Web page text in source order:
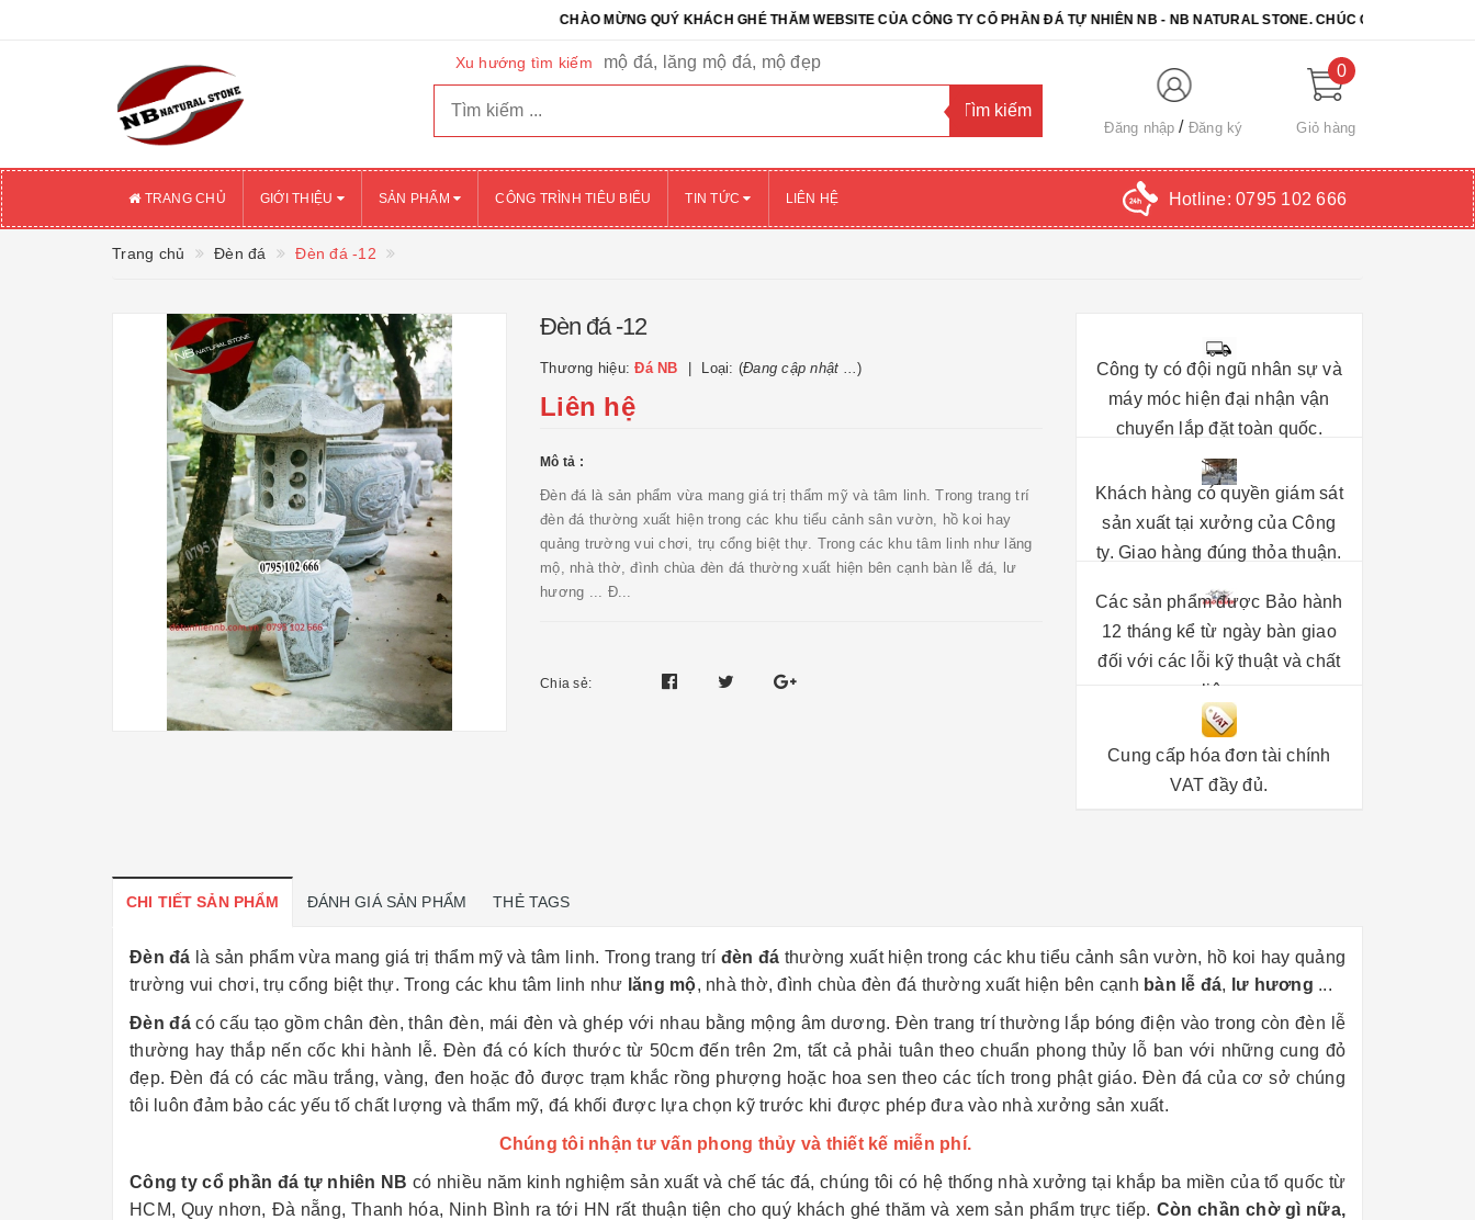
CHÀO MỪNG QUÝ KHÁCH GHÉ THĂM WEBSITE CỦA CÔNG TY CỔ PHẦN ĐÁ TỰ NHIÊN NB - NB NATURAL STONE. CHÚC QUÝ KHÁCH CHỌN
Xu hướng tìm kiếm mộ đá, lăng mộ đá, mộ đẹp
Đăng nhập Đăng ký
0
Giỏ hàng
TRANG CHỦ GIỚI THIỆU SẢN PHẨM CÔNG TRÌNH TIÊU BIỂU TIN TỨC LIÊN HỆ Hotline: 0795 102 666
Trang chủ Đèn đá Đèn đá -12
Đèn đá -12
Thương hiệu:Đá NB Loại: (Đang cập nhật ...)
Liên hệ
Mô tả :
Đèn đá là sản phẩm vừa mang giá trị thẩm mỹ và tâm linh. Trong trang trí
đèn đá thường xuất hiện trong các khu tiểu cảnh sân vườn, hồ koi hay
quảng trường vui chơi, trụ cổng biệt thự. Trong các khu tâm linh như lăng
mộ, nhà thờ, đình chùa đèn đá thường xuất hiện bên cạnh bàn lễ đá, lư
hương ... Đ...
Chia sẻ:
Công ty có đội ngũ nhân sự và
máy móc hiện đại nhận vận
chuyển lắp đặt toàn quốc.
Khách hàng có quyền giám sát
sản xuất tại xưởng của Công
ty. Giao hàng đúng thỏa thuận.
Các sản phẩm được Bảo hành
12 tháng kể từ ngày bàn giao
đối với các lỗi kỹ thuật và chất
liệu.
Cung cấp hóa đơn tài chính
VAT đầy đủ.
CHI TIẾT SẢN PHẨM ĐÁNH GIÁ SẢN PHẨM THẺ TAGS
Đèn đá là sản phẩm vừa mang giá trị thẩm mỹ và tâm linh. Trong trang trí đèn đá thường xuất hiện trong các khu tiểu cảnh sân vườn, hồ koi hay quảng
trường vui chơi, trụ cổng biệt thự. Trong các khu tâm linh như lăng mộ, nhà thờ, đình chùa đèn đá thường xuất hiện bên cạnh bàn lễ đá, lư hương ...
Đèn đácó cấu tạo gồm chân đèn, thân đèn, mái đèn và ghép với nhau bằng mộng âm dương. Đèn trang trí thường lắp bóng điện vào trong còn đèn lễ
thường hay thắp nến cốc khi hành lễ. Đèn đá có kích thước từ 50cm đến trên 2m, tất cả phải tuân theo chuẩn phong thủy lỗ ban với những cung đỏ
đẹp. Đèn đá có các mầu trắng, vàng, đen hoặc đỏ được trạm khắc rồng phượng hoặc hoa sen theo các tích trong phật giáo. Đèn đá của cơ sở chúng
tôi luôn đảm bảo các yếu tố chất lượng và thẩm mỹ, đá khối được lựa chọn kỹ trước khi được phép đưa vào nhà xưởng sản xuất.
Chúng tôi nhận tư vấn phong thủy và thiết kế miễn phí.
Công ty cổ phần đá tự nhiên NB có nhiều năm kinh nghiệm sản xuất và chế tác đá, chúng tôi có hệ thống nhà xưởng tại khắp ba miền của tổ quốc từ
HCM, Quy nhơn, Đà nẵng, Thanh hóa, Ninh Bình ra tới HN rất thuận tiện cho quý khách ghé thăm và xem sản phẩm trực tiếp. Còn chần chờ gì nữa,